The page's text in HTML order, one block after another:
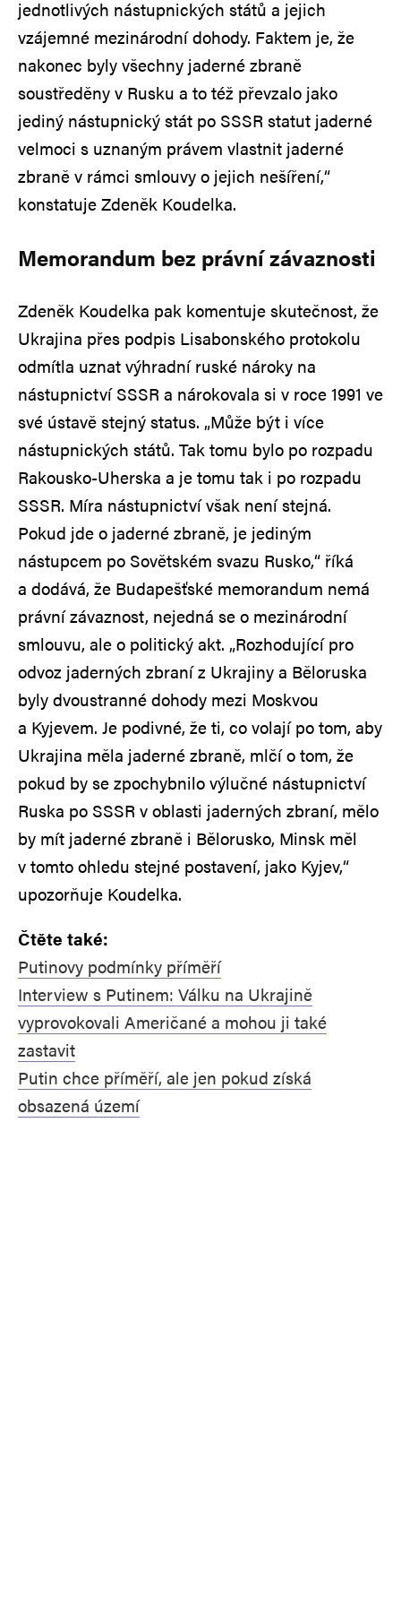
jednotlivých nástupnických států a jejich
vzájemné mezinárodní dohody. Faktem je, že
nakonec byly všechny jaderné zbraně
soustředěny v Rusku a to též převzalo jako
jediný nástupnický stát po SSSR statut jaderné
velmoci s uznaným právem vlastnit jaderné
zbraně v rámci smlouvy o jejich nešíření,“
konstatuje Zdeněk Koudelka.
Memorandum bez právní závaznosti
Zdeněk Koudelka pak komentuje skutečnost, že
Ukrajina přes podpis Lisabonského protokolu
odmítla uznat výhradní ruské nároky na
nástupnictví SSSR a nárokovala si v roce 1991 ve
své ústavě stejný status. „Může být i více
nástupnických států. Tak tomu bylo po rozpadu
Rakousko-Uherska a je tomu tak i po rozpadu
SSSR. Míra nástupnictví však není stejná.
Pokud jde o jaderné zbraně, je jediným
nástupcem po Sovětském svazu Rusko,“ říká
a dodává, že Budapešťské memorandum nemá
právní závaznost, nejedná se o mezinárodní
smlouvu, ale o politický akt. „Rozhodující pro
odvoz jaderných zbraní z Ukrajiny a Běloruska
byly dvoustranné dohody mezi Moskvou
a Kyjevem. Je podivné, že ti, co volají po tom, aby
Ukrajina měla jaderné zbraně, mlčí o tom, že
pokud by se zpochybnilo výlučné nástupnictví
Ruska po SSSR v oblasti jaderných zbraní, mělo
by mít jaderné zbraně i Bělorusko, Minsk měl
v tomto ohledu stejné postavení, jako Kyjev,“
upozorňuje Koudelka.
Čtěte také:
Putinovy podmínky příměří
Interview s Putinem: Válku na Ukrajině
vyprovokovali Američané a mohou ji také
zastavit
Putin chce příměří, ale jen pokud získá
obsazená území